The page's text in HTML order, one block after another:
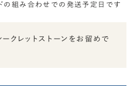
の組み合わせでの発送予定日です
クレットストーンをお留めで